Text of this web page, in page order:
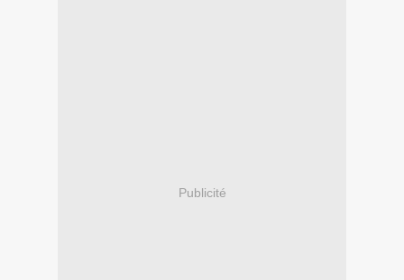
Publicité